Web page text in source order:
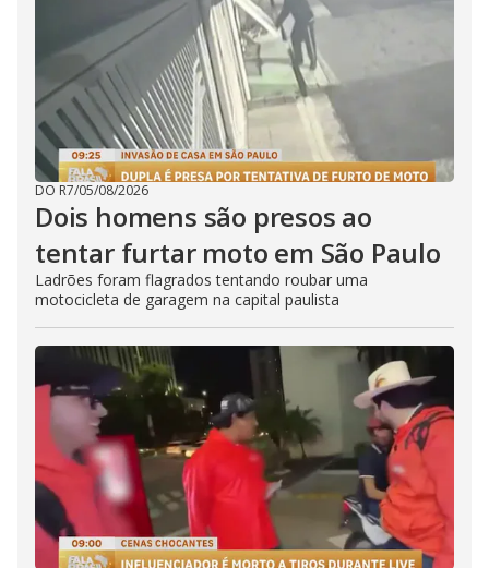
DO R7/05/08/2026
Dois homens são presos ao
tentar furtar moto em São Paulo
Ladrões foram flagrados tentando roubar uma
motocicleta de garagem na capital paulista